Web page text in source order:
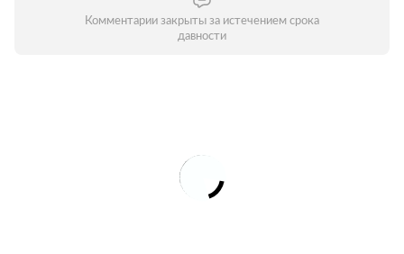
Комментарии закрыты за истечением срока
давности